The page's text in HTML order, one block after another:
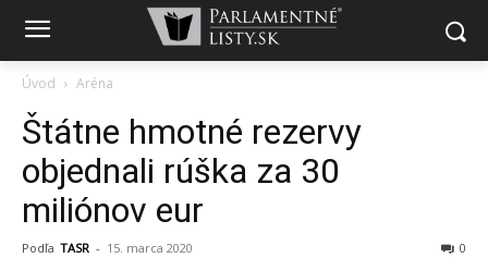
Úvod Aréna
Štátne hmotné rezervy
objednali rúška za 30
miliónov eur
Podľa TASR - 15. marca 2020 0